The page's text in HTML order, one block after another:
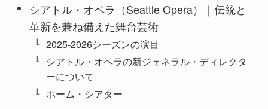
シアトル・オペラ（Seattle Opera）｜伝統と
革新を兼ね備えた舞台芸術
2025-2026シーズンの演目
シアトル・オペラの新ジェネラル・ディレクタ
ーについて
ホーム・シアター